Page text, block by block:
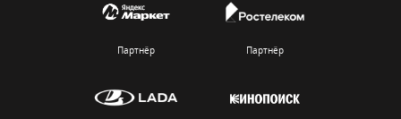
Партнёр Партнёр